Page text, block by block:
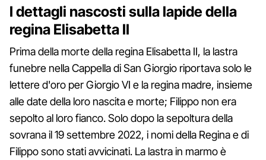
I dettagli nascosti sulla lapide della
regina Elisabetta II
Prima della morte della regina Elisabetta II, la lastra
funebre nella Cappella di San Giorgio riportava solo le
lettere d'oro per Giorgio VI e la regina madre, insieme
alle date della loro nascita e morte; Filippo non era
sepolto al loro fianco. Solo dopo la sepoltura della
sovrana il 19 settembre 2022, i nomi della Regina e di
Filippo sono stati avvicinati. La lastra in marmo è